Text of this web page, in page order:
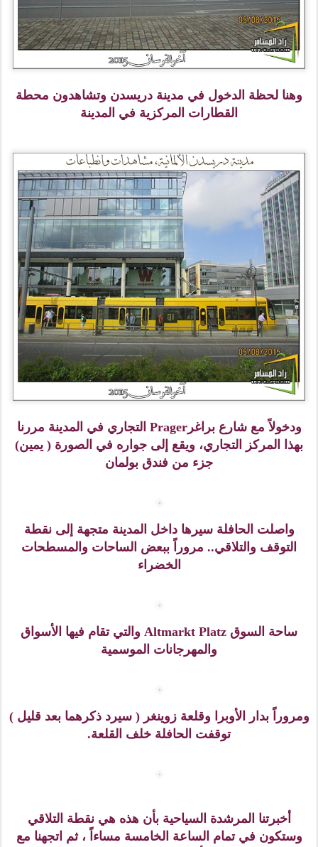
وهنا لحظة الدخول في مدينة دريسدن وتشاهدون محطة
القطارات المركزية في المدينة
ودخولاً مع شارع براغرPrager التجاري في المدينة مررنا
بهذا المركز التجاري، ويقع إلى جواره في الصورة ( يمين)
جزء من فندق بولمان
واصلت الحافلة سيرها داخل المدينة متجهة إلى نقطة
الخضراء